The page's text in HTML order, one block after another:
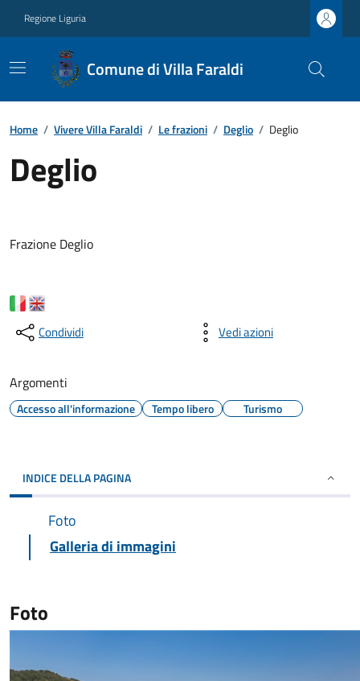
Regione Liguria
Comune di Villa Faraldi
Home / Vivere Villa Faraldi / Le frazioni / Deglio / Deglio
Deglio
Frazione Deglio
Condividi Vedi azioni
Argomenti
Accesso all'informazione Tempo libero Turismo
INDICE DELLA PAGINA
Foto
Galleria di immagini
Foto